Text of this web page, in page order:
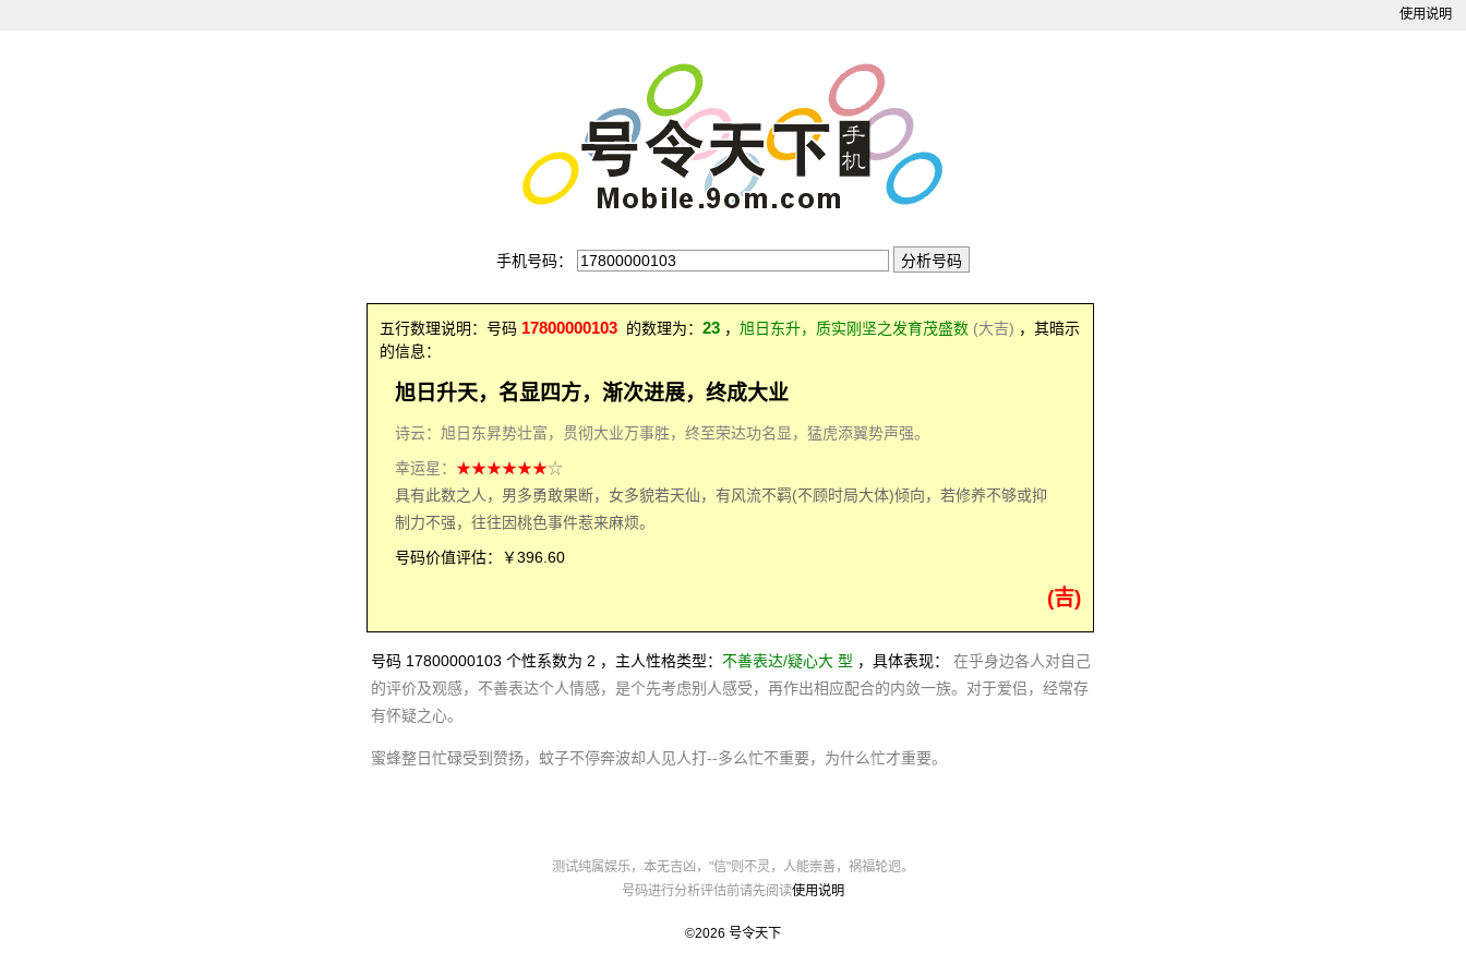
使用说明
手机号码：
五行数理说明：号码 17800000103 的数理为：23 ，旭日东升，质实刚坚之发育茂盛数 (大吉) ，其暗示
的信息：
旭日升天，名显四方，渐次进展，终成大业
诗云：旭日东昇势壮富，贯彻大业万事胜，终至荣达功名显，猛虎添翼势声强。
幸运星：★★★★★★☆
具有此数之人，男多勇敢果断，女多貌若天仙，有风流不羁(不顾时局大体)倾向，若修养不够或抑
制力不强，往往因桃色事件惹来麻烦。
号码价值评估：￥396.60
(吉)
号码 17800000103 个性系数为 2 ，主人性格类型：不善表达/疑心大 型 ，具体表现：在乎身边各人对自己
的评价及观感，不善表达个人情感，是个先考虑别人感受，再作出相应配合的内敛一族。对于爱侣，经常存
有怀疑之心。
蜜蜂整日忙碌受到赞扬，蚊子不停奔波却人见人打--多么忙不重要，为什么忙才重要。
测试纯属娱乐，本无吉凶，"信"则不灵，人能崇善，祸福轮迥。
号码进行分析评估前请先阅读使用说明
©2026 号令天下